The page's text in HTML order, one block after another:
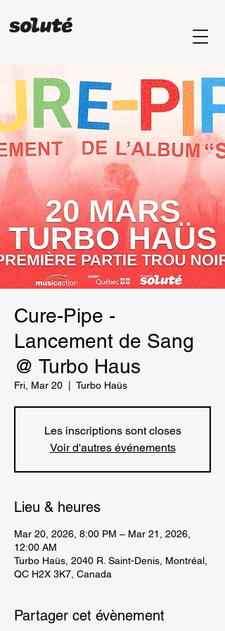
Cure-Pipe -
Lancement de Sang
@ Turbo Haus
Fri, Mar 20 Turbo Haüs
Les inscriptions sont closes
Voir d'autres événements
Lieu & heures
Mar 20, 2026, 8:00 PM – Mar 21, 2026,
12:00 AM
Turbo Haüs, 2040 R. Saint-Denis, Montréal,
QC H2X 3K7, Canada
Partager cet évènement